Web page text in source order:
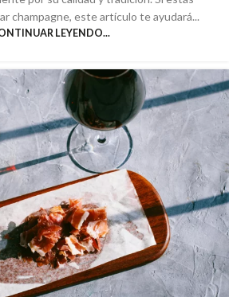
champagne, este artículo te ayudará...
LEYENDO...